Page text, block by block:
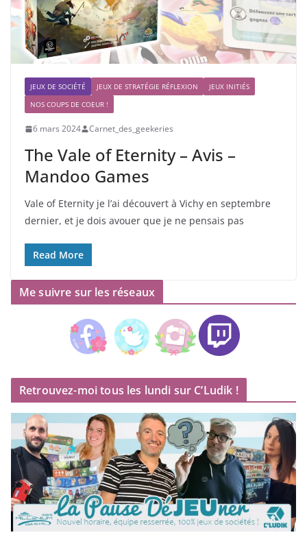
JEUX DE SOCIÉTÉ JEUX DE STRATÉGIE RÉFLEXION
JEUX INITIÉS
NOS COUPS DE COEUR !
6 mars 2024 Carnet_des_geekeries
The Vale of Eternity – Avis –
Mandoo Games
Vale of Eternity je l’ai découvert à Vichy en septembre
dernier, et je dois avouer que je ne pensais pas
Read More
Me suivre sur les réseaux
Retrouvez-moi tous les lundi sur C’Ludik !